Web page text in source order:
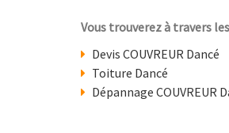
Vous trouverez à travers
Devis COUVREUR Dancé
Toiture Dancé
Dépannage COUVREUR